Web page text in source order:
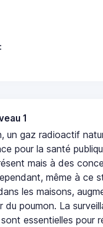
1
un gaz radioactif
pour la santé
mais à des
même à ce
les maisons,
du poumon. La
essentielles pour